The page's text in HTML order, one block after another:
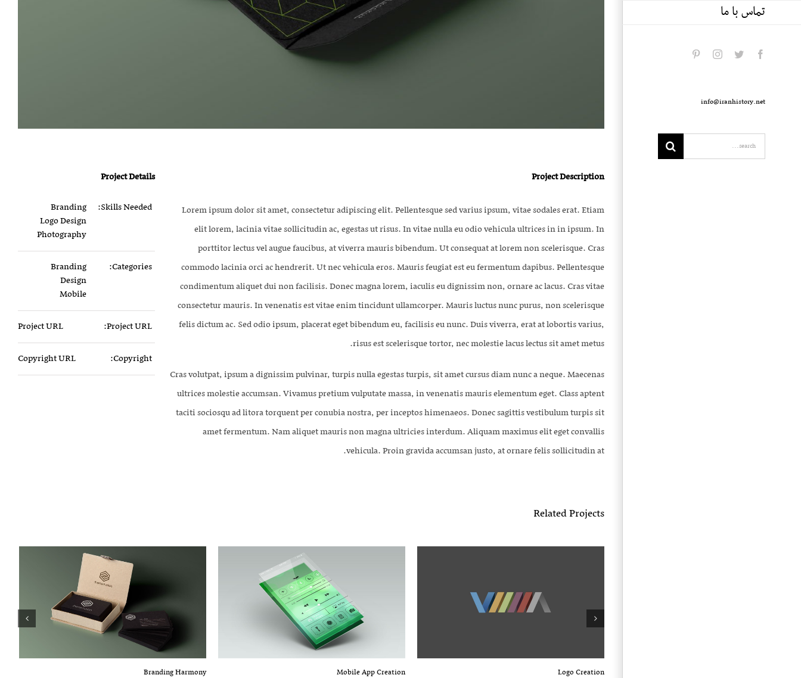
تماس با ما
facebook
twitter
instagram
info@iranhistory.net
Project Description
Lorem ipsum dolor sit amet, consectetur adipiscing elit. Pellentesque sed varius ipsum, vitae sodales erat. Etiam
elit lorem, lacinia vitae sollicitudin ac, egestas ut risus. In vitae nulla eu odio vehicula ultrices in in ipsum. In
porttitor lectus vel augue faucibus, at viverra mauris bibendum. Ut consequat at lorem non scelerisque. Cras
commodo lacinia orci ac hendrerit. Ut nec vehicula eros. Mauris feugiat est eu fermentum dapibus. Pellentesque
condimentum aliquet dui non facilisis. Donec magna lorem, iaculis eu dignissim non, ornare ac lacus. Cras vitae
consectetur mauris. In venenatis est vitae enim tincidunt ullamcorper. Mauris luctus nunc purus, non scelerisque
felis dictum ac. Sed odio ipsum, placerat eget bibendum eu, facilisis eu nunc. Duis viverra, erat at lobortis varius,
risus est scelerisque tortor, nec molestie lacus lectus sit amet metus.
Cras volutpat, ipsum a dignissim pulvinar, turpis nulla egestas turpis, sit amet cursus diam nunc a neque. Maecenas
ultrices molestie accumsan. Vivamus pretium vulputate massa, in venenatis mauris elementum eget. Class aptent
taciti sociosqu ad litora torquent per conubia nostra, per inceptos himenaeos. Donec sagittis vestibulum turpis sit
amet fermentum. Nam aliquet mauris non magna ultricies interdum. Aliquam maximus elit eget convallis
vehicula. Proin gravida accumsan justo, at ornare felis sollicitudin at.
Project Details
Skills Needed:
Branding
Logo Design
Photography
Categories:
Branding
Design
Mobile
Project URL:
Project URL
Copyright:
Copyright URL
Related Projects
Branding Harmony Mobile App Creation Logo Creation